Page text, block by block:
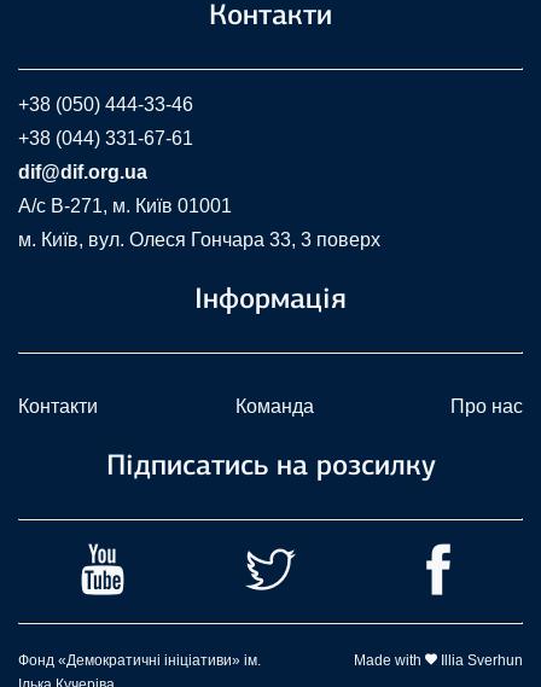
Контакти
+38 (050) 444-33-46
+38 (044) 331-67-61
dif@dif.org.ua
A/c В-271, м. Київ 01001
м. Київ, вул. Олеся Гончара 33, 3 поверх
Інформація
Контакти Команда Про нас
Підписатись на розсилку
Фонд «Демократичні ініціативи» ім.
Made with Illia Sverhun